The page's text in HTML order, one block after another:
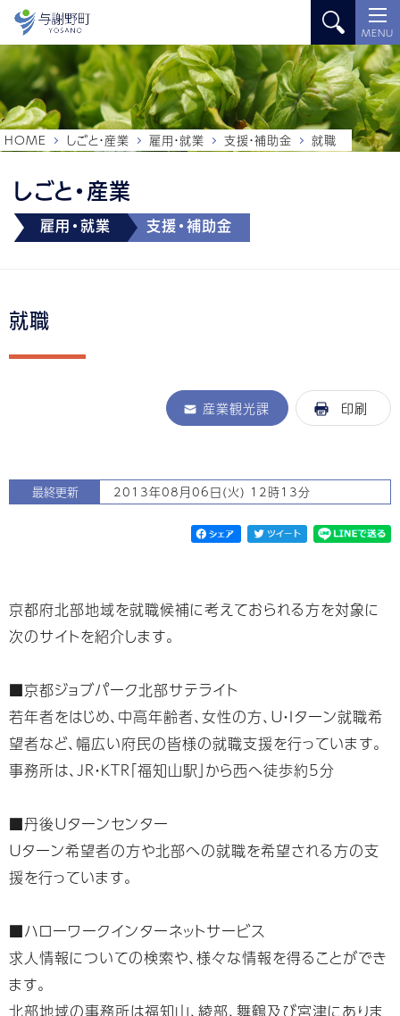
MENU
しごと・産業
雇用・就業 支援・補助金
HOME しごと・産業 雇用・就業 支援・補助金 就職
就職
産業観光課 印刷
最終更新 2013年08月06日(火) 12時13分
京都府北部地域を就職候補に考えておられる方を対象に
次のサイトを紹介します。
■京都ジョブパーク北部サテライト
若年者をはじめ、中高年齢者、女性の方、Ｕ・Ｉターン就職希
望者など、幅広い府民の皆様の就職支援を行っています。
事務所は、ＪＲ・ＫＴＲ「福知山駅」から西へ徒歩約5分
■丹後Ｕターンセンター
Ｕターン希望者の方や北部への就職を希望される方の支
援を行っています。
■ハローワークインターネットサービス
求人情報についての検索や、様々な情報を得ることができ
ます。
北部地域の事務所は福知山、綾部、舞鶴及び宮津にありま